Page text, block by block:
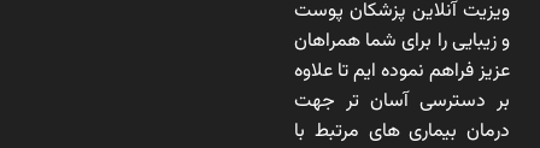
ویزیت آنلاین پزشکان پوست
و زیبایی را برای شما همراهان
عزیز فراهم نموده ایم تا علاوه
بر دسترسی آسان تر جهت
درمان بیماری های مرتبط با